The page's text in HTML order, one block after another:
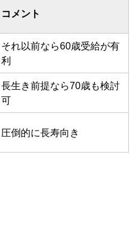
コメント
それ以前なら60歳受給が有
利
長生き前提なら70歳も検討
可
圧倒的に長寿向き